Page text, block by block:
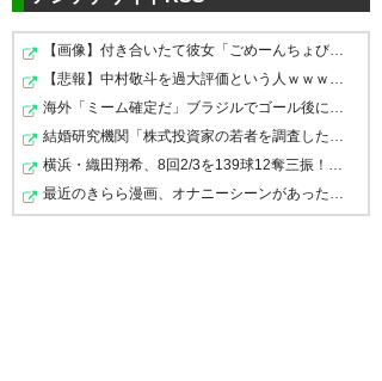
ああああああああああああああ
ああああああああああああああ
ああああああああああああああ
ああああああああああああああ
あ
#SGEuropa|#SGERFC|#UEL |
州カップ戦で頂点に立っ…
https://t.co/fHSWCW7mc8
— ブンデスリーガ スポーツライ
ブ＋ powered by スカパー！
(skyperfectv)2022, 5月 19